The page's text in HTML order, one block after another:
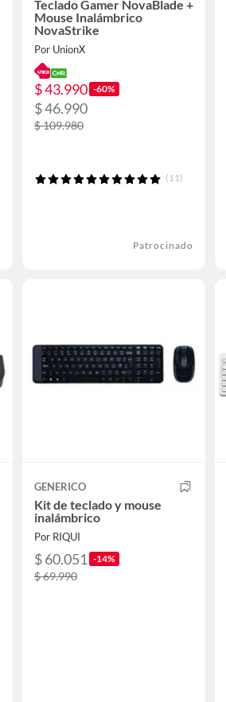
Teclado Gamer NovaBlade +
Mouse Inalámbrico
NovaStrike
Por UnionX
$ 43.990 -60%
$ 46.990
$ 109.980
(11)
Patrocinado
GENERICO
Kit de teclado y mouse
inalámbrico
Por RIQUI
$ 60.051 -14%
$ 69.990